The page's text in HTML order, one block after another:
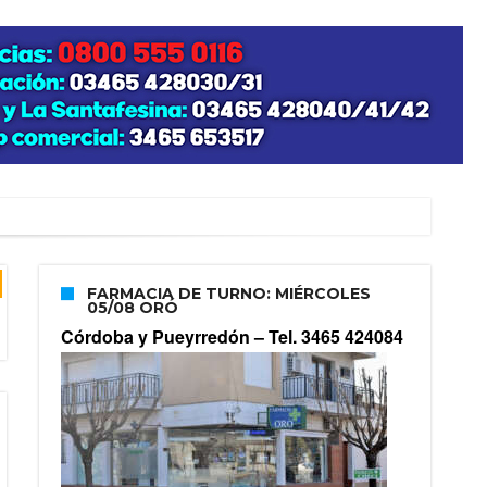
FARMACIA DE TURNO: MIÉRCOLES
05/08 ORÓ
Córdoba y Pueyrredón –Tel. 3465 424084